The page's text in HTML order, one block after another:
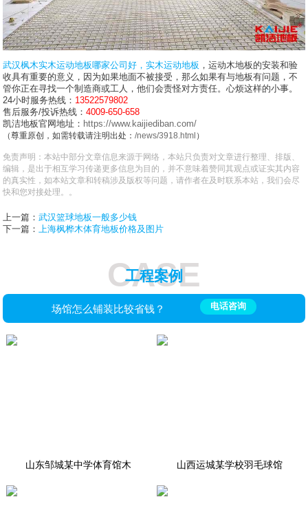
武汉枫木实木运动地板哪家公司好，实木运动地板 ，运动木地板的安装和验
收具有重要的意义，因为如果地面不被接受，那么如果有与地板有问题，不
管你正在寻找一个制造商或工人，他们会责怪对方责任。心烦这样的小事。
24小时服务热线： 13522579802
售后服务/投诉热线：4009-650-658
凯洁地板官网地址： https://www.kaijiediban.com/
（尊重原创，如需转载请注明出处：/news/3918.html ）
免责声明：本站中部分文章信息来源于网络，本站只负责对文章进行整理、排版、
编辑，是出于相互学习传递更多信息为目的，并不意味着赞同其观点或证实其内容
的真实性，如本站文章和转稿涉及版权等问题，请作者在及时联系本站，我们会尽
快和您对接处理。。
上一篇：武汉篮球地板一般多少钱
下一篇：上海枫桦木体育地板价格及图片
CASE
工程案例
场馆怎么铺装比较省钱？ 电话咨询
山东邹城某中学体育馆木 山西运城某学校羽毛球馆